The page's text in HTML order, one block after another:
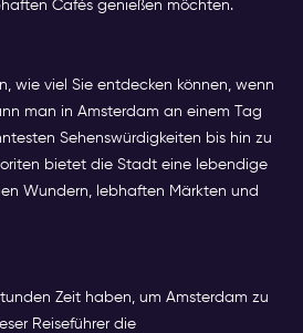
Cafés genießen möchten.
wie viel Sie entdecken können, wenn
man in Amsterdam an einem Tag
Sehenswürdigkeiten bis hin zu
bietet die Stadt eine lebendige
Wundern, lebhaften Märkten und
Zeit haben, um Amsterdam zu
Reiseführer die